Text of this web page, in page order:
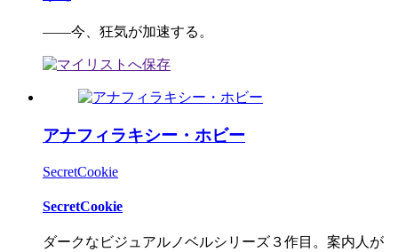
――今、狂気が加速する。
アナフィラキシー・ホビー
SecretCookie
SecretCookie
ダークなビジュアルノベルシリーズ３作目。案内人が